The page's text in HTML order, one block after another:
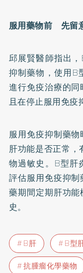
服用藥物前 先留
邱展賢醫師指出
抑制藥物，使用B
進行免疫治療的同
且在停止服用免疫
服用免疫抑制藥
肝功能是否正常，
物過敏史。B型肝
評估服用免疫抑
藥期間定期肝功
史。
B肝 B型
抗腫瘤化學藥物